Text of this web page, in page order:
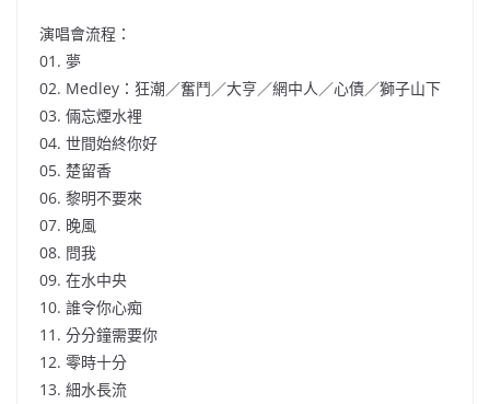
演唱會流程：
01. 夢
02. Medley：狂潮／奮鬥／大亨／網中人／心債／獅子山下
03. 倆忘煙水裡
04. 世間始終你好
05. 楚留香
06. 黎明不要來
07. 晚風
08. 問我
09. 在水中央
10. 誰令你心痴
11. 分分鐘需要你
12. 零時十分
13. 細水長流